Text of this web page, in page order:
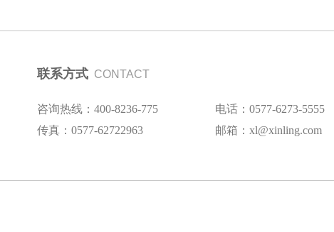
联系方式 CONTACT
咨询热线：400-8236-775
电话：0577-6273-5555
传真：0577-62722963
邮箱：xl@xinling.com